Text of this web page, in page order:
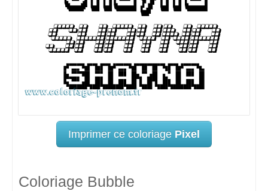
Imprimer ce coloriage Pixel
Coloriage Bubble